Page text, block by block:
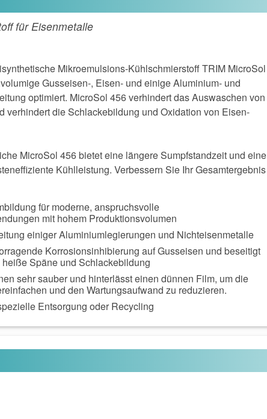
für Eisenmetalle
Mikroemulsions-Kühlschmierstoff TRIM MicroSol
Gusseisen-, Eisen- und einige Aluminium- und
optimiert. MicroSol 456 verhindert das Auswaschen von
verhindert die Schlackebildung und Oxidation von Eisen-
MicroSol 456 bietet eine längere Sumpfstandzeit und eine
Kühlleistung. Verbessern Sie Ihr Gesamtergebnis
für moderne, anspruchsvolle
mit hohem Produktionsvolumen
einiger Aluminiumlegierungen und Nichteisenmetalle
Korrosionsinhibierung auf Gusseisen und beseitigt
Späne und Schlackebildung
sehr sauber und hinterlässt einen dünnen Film, um die
und den Wartungsaufwand zu reduzieren.
Entsorgung oder Recycling